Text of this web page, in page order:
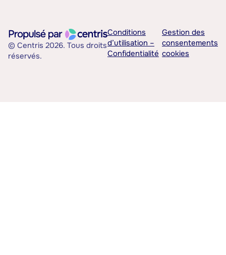
© Centris 2026. Tous droits
réservés.
Conditions
d’utilisation –
Confidentialité
Gestion des
consentements
cookies